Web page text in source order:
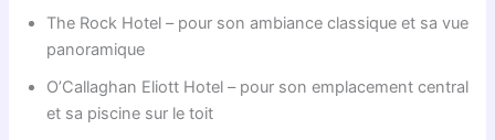
The Rock Hotel – pour son ambiance classique et sa vue
panoramique
O’Callaghan Eliott Hotel – pour son emplacement central
et sa piscine sur le toit